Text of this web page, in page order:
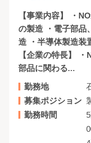
【事業内容】 ・
の製造 ・電子部品
造 ・半導体製造装
【企業の特長】
部品に関わる...
勤務地
募集ポジション
勤務時間